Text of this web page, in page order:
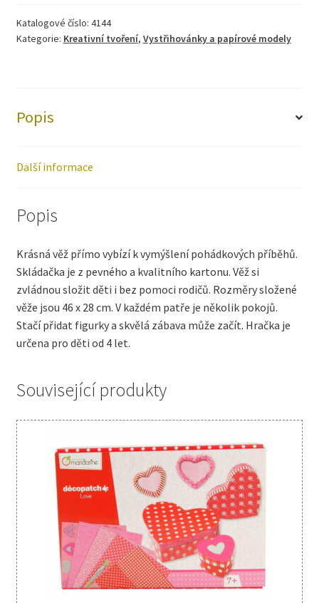
Katalogové číslo: 4144
Kategorie: Kreativní tvoření, Vystřihovánky a papírové modely
Popis
Další informace
Popis
Krásná věž přímo vybízí k vymýšlení pohádkových příběhů.
Skládačka je z pevného a kvalitního kartonu. Věž si
zvládnou složit děti i bez pomoci rodičů. Rozměry složené
věže jsou 46 x 28 cm. V každém patře je několik pokojů.
Stačí přidat figurky a skvělá zábava může začít. Hračka je
určena pro děti od 4 let.
Související produkty